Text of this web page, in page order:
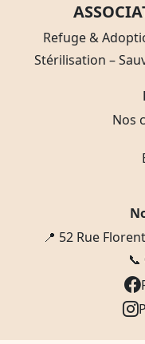
Refuge &
Stérilisation –
Nos
📍 52 Rue
📞